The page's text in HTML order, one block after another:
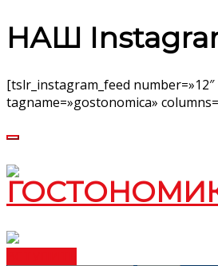
НАШ
[tslr_instagram_feed number=»12″
tagname=»gostonomica»